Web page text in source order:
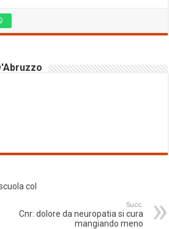
col
Succ.
Cnr: dolore da neuropatia si cura
mangiando meno